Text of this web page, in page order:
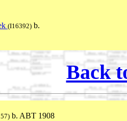
(I16392) b.
Back
b. ABT 1908